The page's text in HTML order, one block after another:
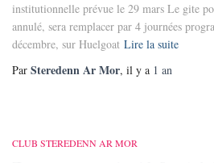
institutionnelle prévue le 29 mars Le gite
annulé, sera remplacer par 4 journées
décembre, sur Huelgoat Lire la suite
Par Steredenn Ar Mor, il y a 1 an
CLUB STEREDENN AR MOR